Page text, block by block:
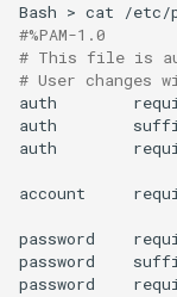
Bash > cat
#%PAM-1.0
# This file is
# User
auth
auth
auth
account
password
password
password